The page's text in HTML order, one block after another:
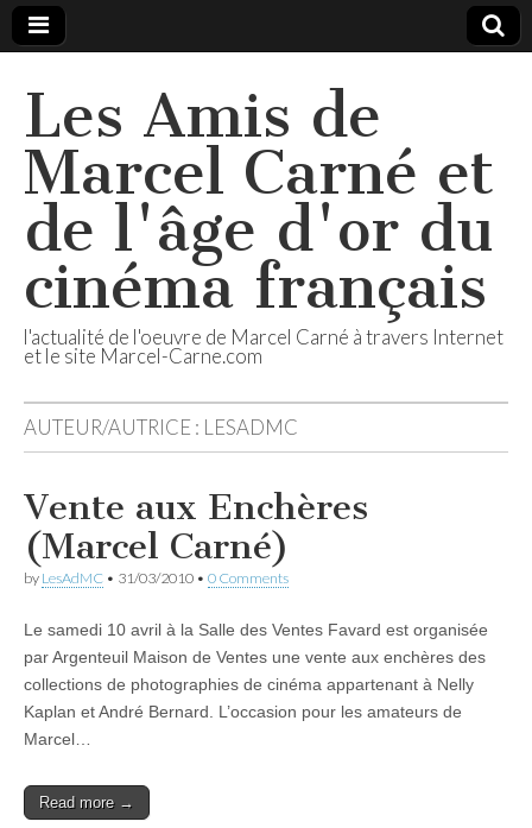
Les Amis de
Marcel Carné et
de l'âge d'or du
cinéma français
l'actualité de l'oeuvre de Marcel Carné à travers Internet
et le site Marcel-Carne.com
AUTEUR/AUTRICE : LESADMC
Vente aux Enchères
(Marcel Carné)
by LesAdMC • 31/03/2010 • 0 Comments
Le samedi 10 avril à la Salle des Ventes Favard est organisée
par Argenteuil Maison de Ventes une vente aux enchères des
collections de photographies de cinéma appartenant à Nelly
Kaplan et André Bernard. L’occasion pour les amateurs de
Marcel…
Read more →